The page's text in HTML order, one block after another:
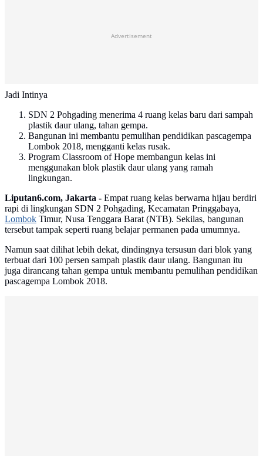
Advertisement
Jadi Intinya
SDN 2 Pohgading menerima 4 ruang kelas baru dari sampah
plastik daur ulang, tahan gempa.
Bangunan ini membantu pemulihan pendidikan pascagempa
Lombok 2018, mengganti kelas rusak.
Program Classroom of Hope membangun kelas ini
menggunakan blok plastik daur ulang yang ramah
lingkungan.
Liputan6.com, Jakarta - Empat ruang kelas berwarna hijau berdiri
rapi di lingkungan SDN 2 Pohgading, Kecamatan Pringgabaya,
Lombok Timur, Nusa Tenggara Barat (NTB). Sekilas, bangunan
tersebut tampak seperti ruang belajar permanen pada umumnya.
Namun saat dilihat lebih dekat, dindingnya tersusun dari blok yang
terbuat dari 100 persen sampah plastik daur ulang. Bangunan itu
juga dirancang tahan gempa untuk membantu pemulihan pendidikan
pascagempa Lombok 2018.